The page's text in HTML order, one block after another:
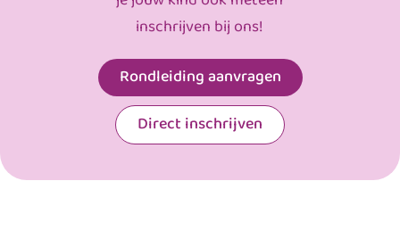
inschrijven bij ons!
Rondleiding aanvragen
Direct inschrijven